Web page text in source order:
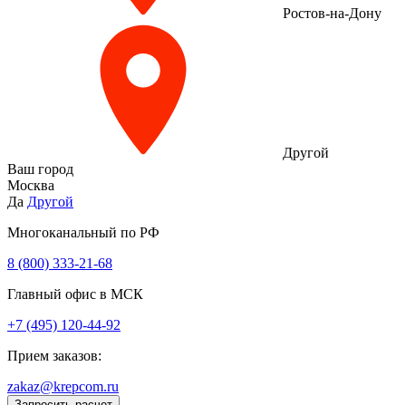
Ростов-на-Дону
Другой
Ваш город
Москва
Да Другой
Многоканальный по РФ
8 (800) 333‑21-68
Главный офис в МСК
+7 (495) 120-44-92
Прием заказов:
zakaz@krepcom.ru